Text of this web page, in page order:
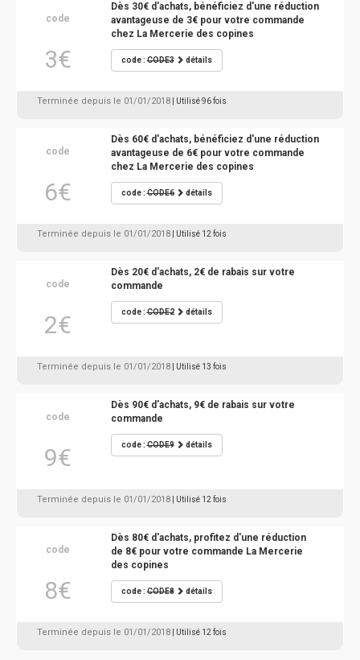
code
3€
Dès 30€ d'achats, bénéficiez d'une réduction
avantageuse de 3€ pour votre commande
chez La Mercerie des copines
code :CODE3 détails
Terminée depuis le 01/01/2018 | Utilisé 96 fois
code
6€
Dès 60€ d'achats, bénéficiez d'une réduction
avantageuse de 6€ pour votre commande
chez La Mercerie des copines
code :CODE6 détails
Terminée depuis le 01/01/2018 | Utilisé 12 fois
code
2€
Dès 20€ d'achats, 2€ de rabais sur votre
commande
code :CODE2 détails
Terminée depuis le 01/01/2018 | Utilisé 13 fois
code
9€
Dès 90€ d'achats, 9€ de rabais sur votre
commande
code :CODE9 détails
Terminée depuis le 01/01/2018 | Utilisé 12 fois
code
8€
Dès 80€ d'achats, profitez d'une réduction
de 8€ pour votre commande La Mercerie
des copines
code :CODE8 détails
Terminée depuis le 01/01/2018 | Utilisé 12 fois